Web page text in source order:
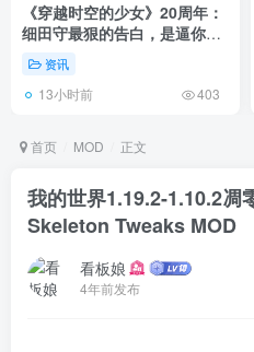
《穿越时空的少女》20周年：
细田守最狠的告白，是逼你承
认有些夏天回不去了！
资讯
13小时前 403
首页 MOD 正文
我的世界1.19.2-1.10.2凋
Skeleton Tweaks MOD
看板娘
4年前发布